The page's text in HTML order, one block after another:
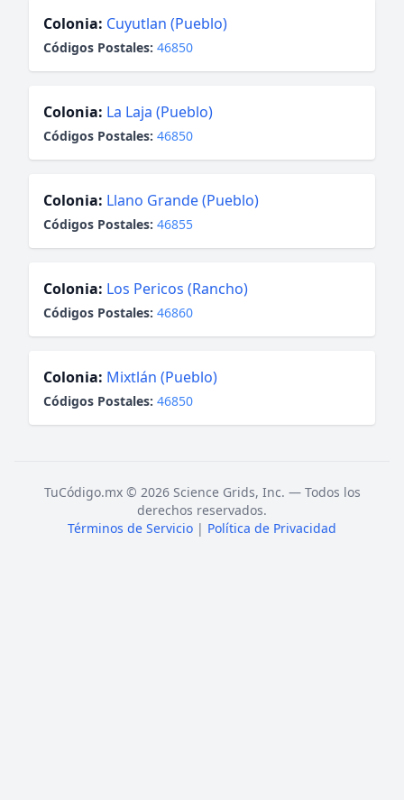
Colonia: Cuyutlan (Pueblo)
Códigos Postales: 46850
Colonia: La Laja (Pueblo)
Códigos Postales: 46850
Colonia: Llano Grande (Pueblo)
Códigos Postales: 46855
Colonia: Los Pericos (Rancho)
Códigos Postales: 46860
Colonia: Mixtlán (Pueblo)
Códigos Postales: 46850
TuCódigo.mx © 2026 Science Grids, Inc. — Todos los
derechos reservados.
Términos de Servicio | Política de Privacidad